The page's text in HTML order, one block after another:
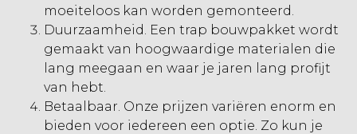
moeiteloos kan worden gemonteerd.
Duurzaamheid. Een trap bouwpakket wordt
gemaakt van hoogwaardige materialen die
lang meegaan en waar je jaren lang profijt
van hebt.
Betaalbaar. Onze prijzen variëren enorm en
bieden voor iedereen een optie. Zo kun je